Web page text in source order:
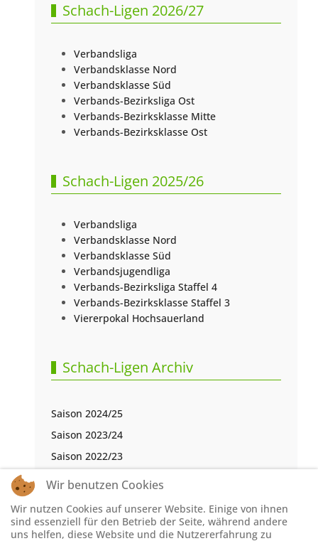
Schach-Ligen 2026/27
Verbandsliga
Verbandsklasse Nord
Verbandsklasse Süd
Verbands-Bezirksliga Ost
Verbands-Bezirksklasse Mitte
Verbands-Bezirksklasse Ost
Schach-Ligen 2025/26
Verbandsliga
Verbandsklasse Nord
Verbandsklasse Süd
Verbandsjugendliga
Verbands-Bezirksliga Staffel 4
Verbands-Bezirksklasse Staffel 3
Viererpokal Hochsauerland
Schach-Ligen Archiv
Saison 2024/25
Saison 2023/24
Saison 2022/23
Saison 2021/22
Saison 2019/20
Wir benutzen Cookies
Wir nutzen Cookies auf unserer Website. Einige von ihnen
sind essenziell für den Betrieb der Seite, während andere
uns helfen, diese Website und die Nutzererfahrung zu